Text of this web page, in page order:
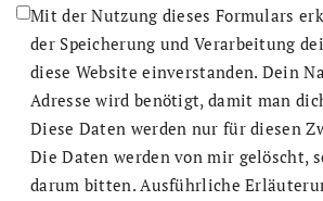
Mit der Nutzung dieses Formulars
der Speicherung und Verarbeitung
diese Website einverstanden. Dein
Adresse wird benötigt, damit man
Diese Daten werden nur für diesen
Die Daten werden von mir gelöscht,
darum bitten. Ausführliche